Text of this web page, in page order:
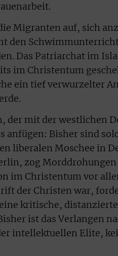
Migranten auf, sich
den
Das Patriarchat im
im Christentum
ein tief verwurzelter
der mit der westlichen
anfügen: Bisher sind
liberalen Moschee in
zog Morddrohungen
im Christentum vor
der Christen war,
kritische,
ist das Verlangen
intellektuellen Elite,